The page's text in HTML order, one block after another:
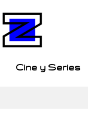
Cine y Series